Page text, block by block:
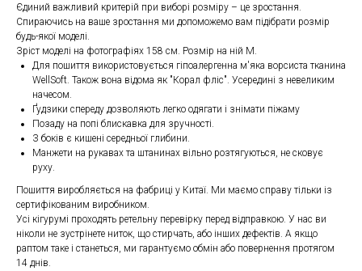
Єдиний важливий критерій при виборі розміру – це зростання.
Спираючись на ваше зростання ми допоможемо вам підібрати розмір
будь-якої моделі.
Зріст моделі на фотографіях 158 см. Розмір на ній M.
Для пошиття використовується гіпоалергенна м'яка ворсиста тканина
WellSoft. Також вона відома як "Корал фліс". Усередині з невеликим
начесом.
Ґудзики спереду дозволяють легко одягати і знімати піжаму
Позаду на попі блискавка для зручності.
З боків є кишені середньої глибини.
Манжети на рукавах та штанинах вільно розтягуються, не сковує
руху.
Пошиття виробляється на фабриці у Китаї. Ми маємо справу тільки із
сертифікованим виробником.
Усі кігурумі проходять ретельну перевірку перед відправкою. У нас ви
ніколи не зустрінете ниток, що стирчать, або інших дефектів. А якщо
раптом таке і станеться, ми гарантуємо обмін або повернення протягом
14 днів.